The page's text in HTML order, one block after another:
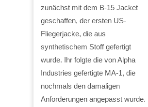
zunächst mit dem B-15 Jacket
geschaffen, der ersten US-
Fliegerjacke, die aus
synthetischem Stoff gefertigt
wurde. Ihr folgte die von Alpha
Industries gefertigte MA-1, die
nochmals den damaligen
Anforderungen angepasst wurde.